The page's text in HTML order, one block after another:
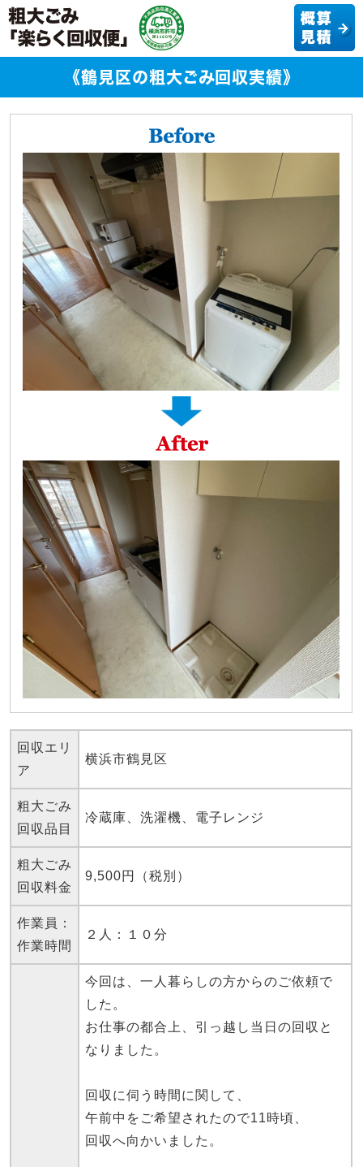
《鶴見区の粗大ごみ回収実績》
回収エリ
ア
横浜市鶴見区
粗大ごみ
回収品目
冷蔵庫、洗濯機、電子レンジ
粗大ごみ
回収料金
9,500円（税別）
作業員：
作業時間
２人：１０分
今回は、一人暮らしの方からのご依頼で
した。
お仕事の都合上、引っ越し当日の回収と
なりました。
回収に伺う時間に関して、
午前中をご希望されたので11時頃、
回収へ向かいました。